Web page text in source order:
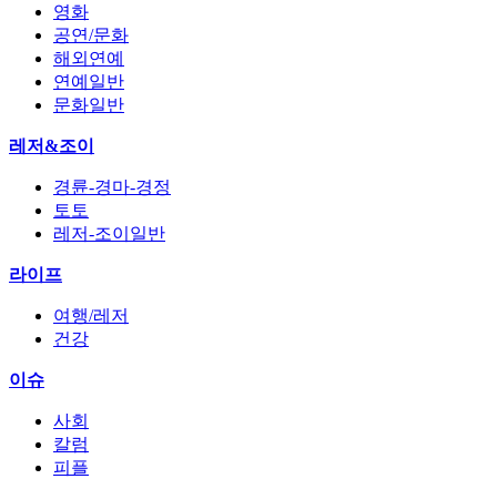
영화
공연/문화
해외연예
연예일반
문화일반
레저&조이
경륜-경마-경정
토토
레저-조이일반
라이프
여행/레저
건강
이슈
사회
칼럼
피플